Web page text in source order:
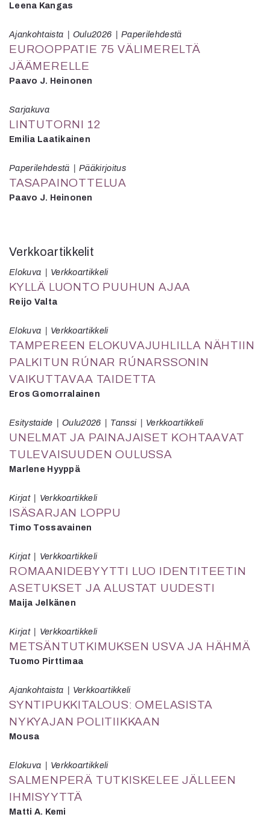
Leena Kangas
Ajankohtaista Oulu2026 Paperilehdestä
EUROOPPATIE 75 VÄLIMERELTÄ
JÄÄMERELLE
Paavo J. Heinonen
Sarjakuva
LINTUTORNI 12
Emilia Laatikainen
Paperilehdestä Pääkirjoitus
TASAPAINOTTELUA
Paavo J. Heinonen
Verkkoartikkelit
Elokuva Verkkoartikkeli
KYLLÄ LUONTO PUUHUN AJAA
Reijo Valta
Elokuva Verkkoartikkeli
TAMPEREEN ELOKUVAJUHLILLA NÄHTIIN
PALKITUN RÚNAR RÚNARSSONIN
VAIKUTTAVAA TAIDETTA
Eros Gomorralainen
Esitystaide Oulu2026 Tanssi Verkkoartikkeli
UNELMAT JA PAINAJAISET KOHTAAVAT
TULEVAISUUDEN OULUSSA
Marlene Hyyppä
Kirjat Verkkoartikkeli
ISÄSARJAN LOPPU
Timo Tossavainen
Kirjat Verkkoartikkeli
ROMAANIDEBYYTTI LUO IDENTITEETIN
ASETUKSET JA ALUSTAT UUDESTI
Maija Jelkänen
Kirjat Verkkoartikkeli
METSÄNTUTKIMUKSEN USVA JA HÄHMÄ
Tuomo Pirttimaa
Ajankohtaista Verkkoartikkeli
SYNTIPUKKITALOUS: OMELASISTA
NYKYAJAN POLITIIKKAAN
Mousa
Elokuva Verkkoartikkeli
SALMENPERÄ TUTKISKELEE JÄLLEEN
IHMISYYTTÄ
Matti A. Kemi